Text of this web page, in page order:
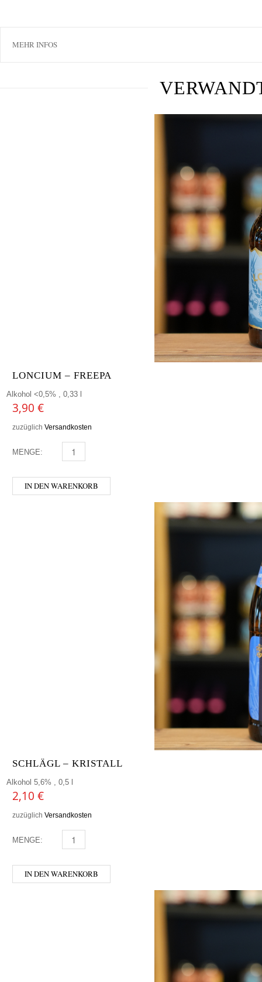
MEHR INFOS
LONCIUM – FREEPA
Alkohol <0,5% , 0,33 l
3,90 €
zuzüglich Versandkosten
MENGE: LONCIUM - FREEPA MENGE
IN DEN WARENKORB
SCHLÄGL – KRISTALL
Alkohol 5,6% , 0,5 l
2,10 €
zuzüglich Versandkosten
MENGE: SCHLÄGL - KRISTALL MENGE
IN DEN WARENKORB